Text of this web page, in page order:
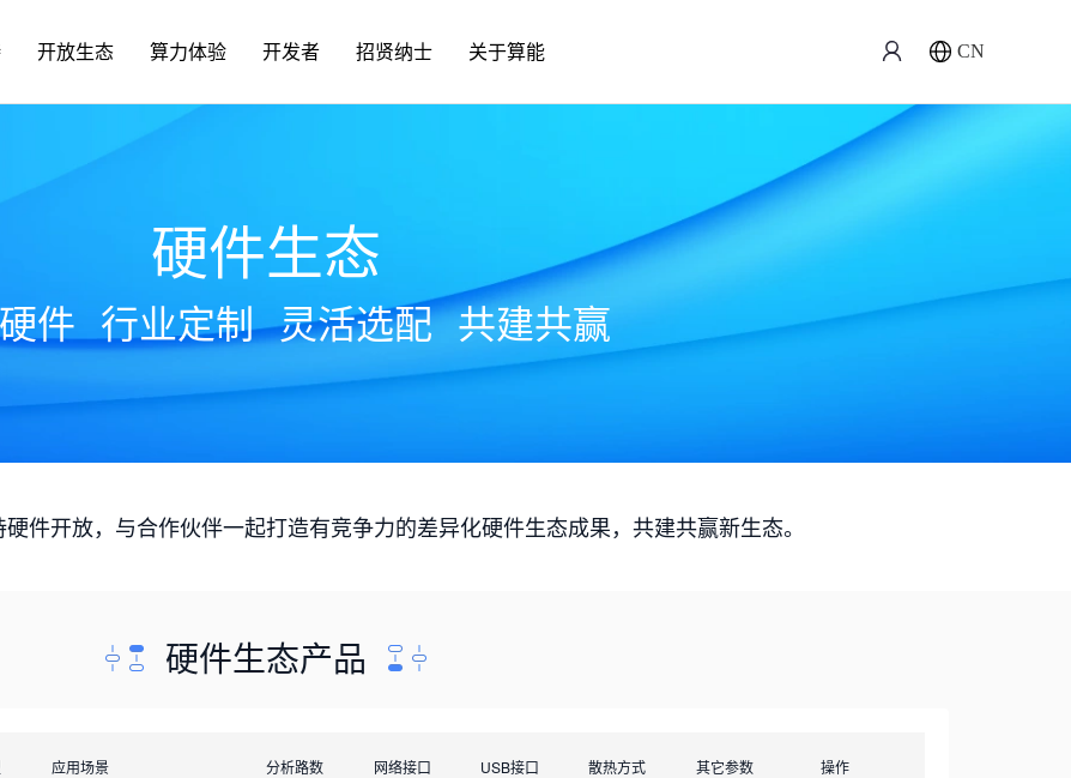
开放生态 算力体验 开发者 招贤纳士 关于算能 CN
硬件生态
件 行业定制 灵活选配 共建共赢
件开放，与合作伙伴一起打造有竞争力的差异化硬件生态成果，共建共赢新生态。
硬件生态产品
应用场景 分析路数 网络接口 USB接口 散热方式 其它参数 操作